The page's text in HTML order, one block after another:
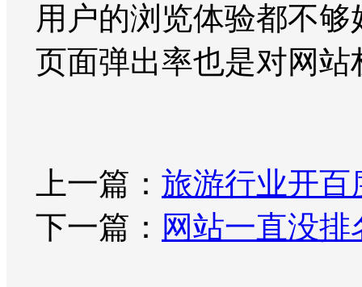
用户的浏览体验都不
页面弹出率也是对网
上一篇： 旅游行业开百
下一篇： 网站一直没